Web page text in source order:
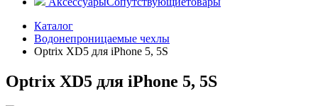
Каталог
Водонепроницаемые чехлы
Optrix XD5 для iPhone 5, 5S
Optrix XD5 для iPhone 5, 5S